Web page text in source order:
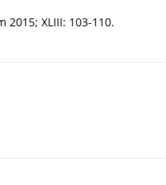
XLIII: 103-110.